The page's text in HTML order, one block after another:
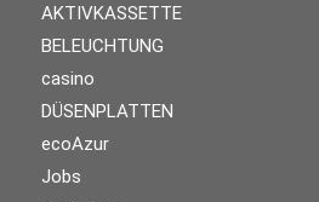
AKTIVKASSETTE
BELEUCHTUNG
casino
DÜSENPLATTEN
ecoAzur
Jobs